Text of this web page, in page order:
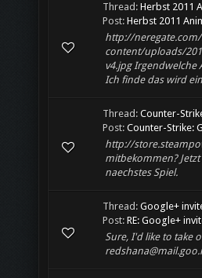
Thread: Herbst 2011
Post: Herbst 2011
http://
content/uploads/
v4.jpg Irgendwelche
Ich finde das wird
Thread: Counter-
Post: Counter-Strike:
http://
mitbekommen? Jetzt
naechstes Spiel.
Thread: Google+
Post: RE: Google+
Sure, I'd like to take